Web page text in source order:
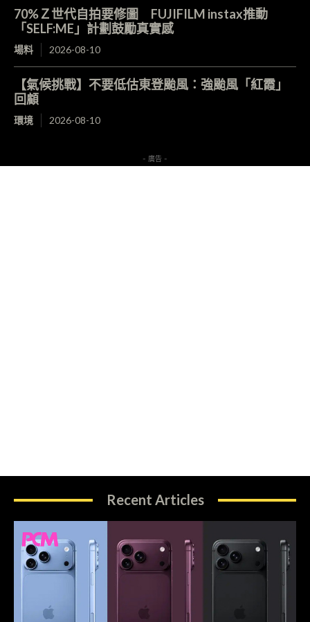
70%Ｚ世代自拍要修圖 FUJIFILM instax推動
「SELF:ME」計劃鼓勵真實感
場料 2026-08-10
【氣候挑戰】不要低估東登颱風：強颱風「紅霞」
回顧
環境 2026-08-10
- 廣告 -
Recent Articles